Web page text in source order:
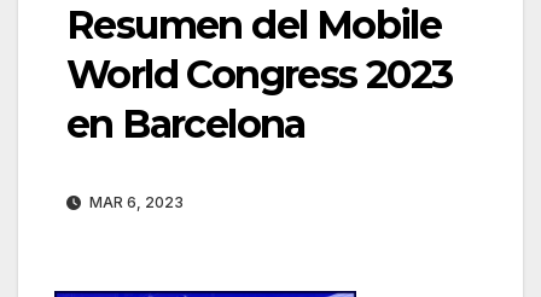
Resumen del Mobile
World Congress 2023
en Barcelona
MAR 6, 2023